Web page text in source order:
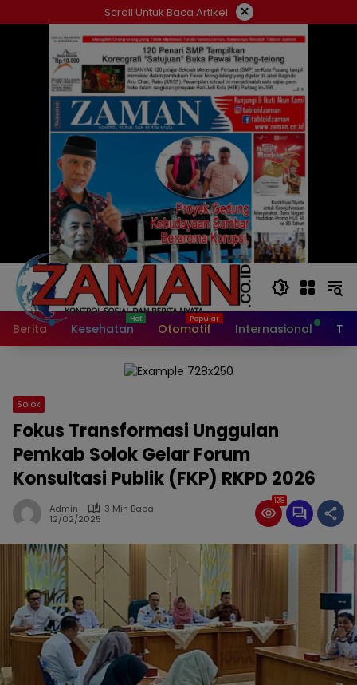
ke
Scroll Untuk Baca Artikel ×
Berita Kesehatan Otomotif Internasional
Solok
Fokus Transformasi Unggulan
Pemkab Solok Gelar Forum
Konsultasi Publik (FKP) RKPD 2026
Admin
3 Min Baca
12/02/2025
128